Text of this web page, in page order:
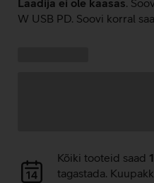
Laadija ei ole kaasas.
W USB PD. Soovi korral
Andmete
laadimine
Kõiki tooteid saad
tagastada.